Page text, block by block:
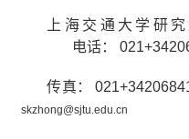
上海交通大学研
电话：
传真：
skzhong@sjtu.edu.cn